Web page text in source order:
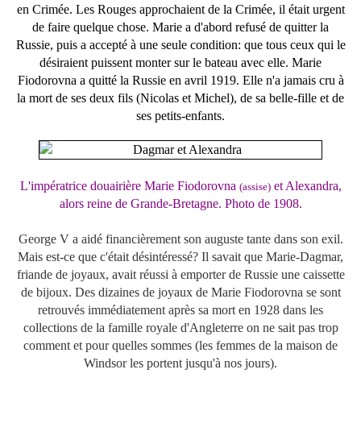
en Crimée. Les Rouges approchaient de la Crimée, il était urgent
de faire quelque chose. Marie a d'abord refusé de quitter la
Russie, puis a accepté à une seule condition: que tous ceux qui le
désiraient puissent monter sur le bateau avec elle. Marie
Fiodorovna a quitté la Russie en avril 1919. Elle n'a jamais cru à
la mort de ses deux fils (Nicolas et Michel), de sa belle-fille et de
ses petits-enfants.
L'impératrice douairière Marie Fiodorovna (assise)et Alexandra,
alors reine de Grande-Bretagne. Photo de 1908.
George V a aidé financièrement son auguste tante dans son exil.
Mais est-ce que c'était désintéressé? Il savait que Marie-Dagmar,
friande de joyaux, avait réussi à emporter de Russie une caissette
de bijoux. Des dizaines de joyaux de Marie Fiodorovna se sont
retrouvés immédiatement après sa mort en 1928 dans les
collections de la famille royale d'Angleterre on ne sait pas trop
comment et pour quelles sommes (les femmes de la maison de
Windsor les portent jusqu'à nos jours).